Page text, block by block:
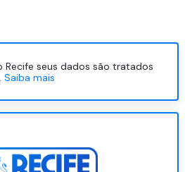
Recife seus dados são tratados
Saiba mais